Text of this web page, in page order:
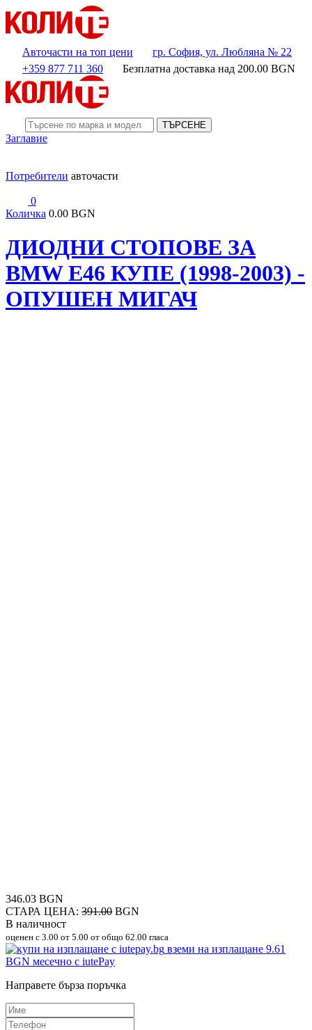
Авточасти на топ цени
гр. София, ул. Любляна № 22
+359 877 711 360
Безплатна доставка над 200.00 BGN
ТЪРСЕНЕ
Заглавие
Потребители авточасти
0
Количка 0.00 BGN
ДИОДНИ СТОПОВЕ ЗА
BMW E46 КУПЕ (1998-2003) -
ОПУШЕН МИГАЧ
346.03 BGN
СТАРА ЦЕНА: 391.00 BGN
В наличност
оценен с 3.00 от 5.00 от общо 62.00 гласа
вземи на изплащане 9.61
BGN месечно с iutePay
Направете бърза поръчка